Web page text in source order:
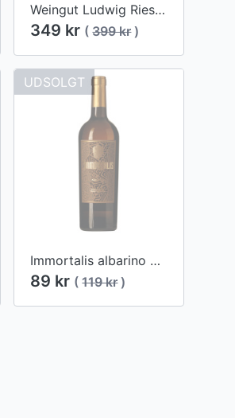
Weingut Ludwig Riesling "Der Wein vom Stein" 2019
349 kr (399 kr)
UDSOLGT
Immortalis albarino 2017
89 kr (119 kr)